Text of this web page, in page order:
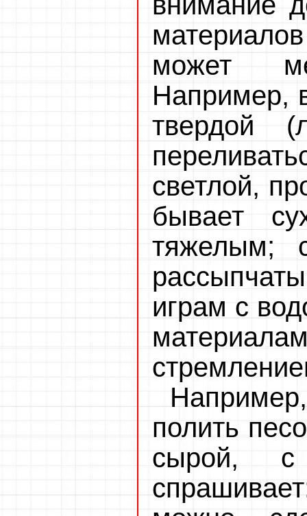
может
Например,
твердой
светлой,
бывает
тяжелым;
играм с
полить
сырой,